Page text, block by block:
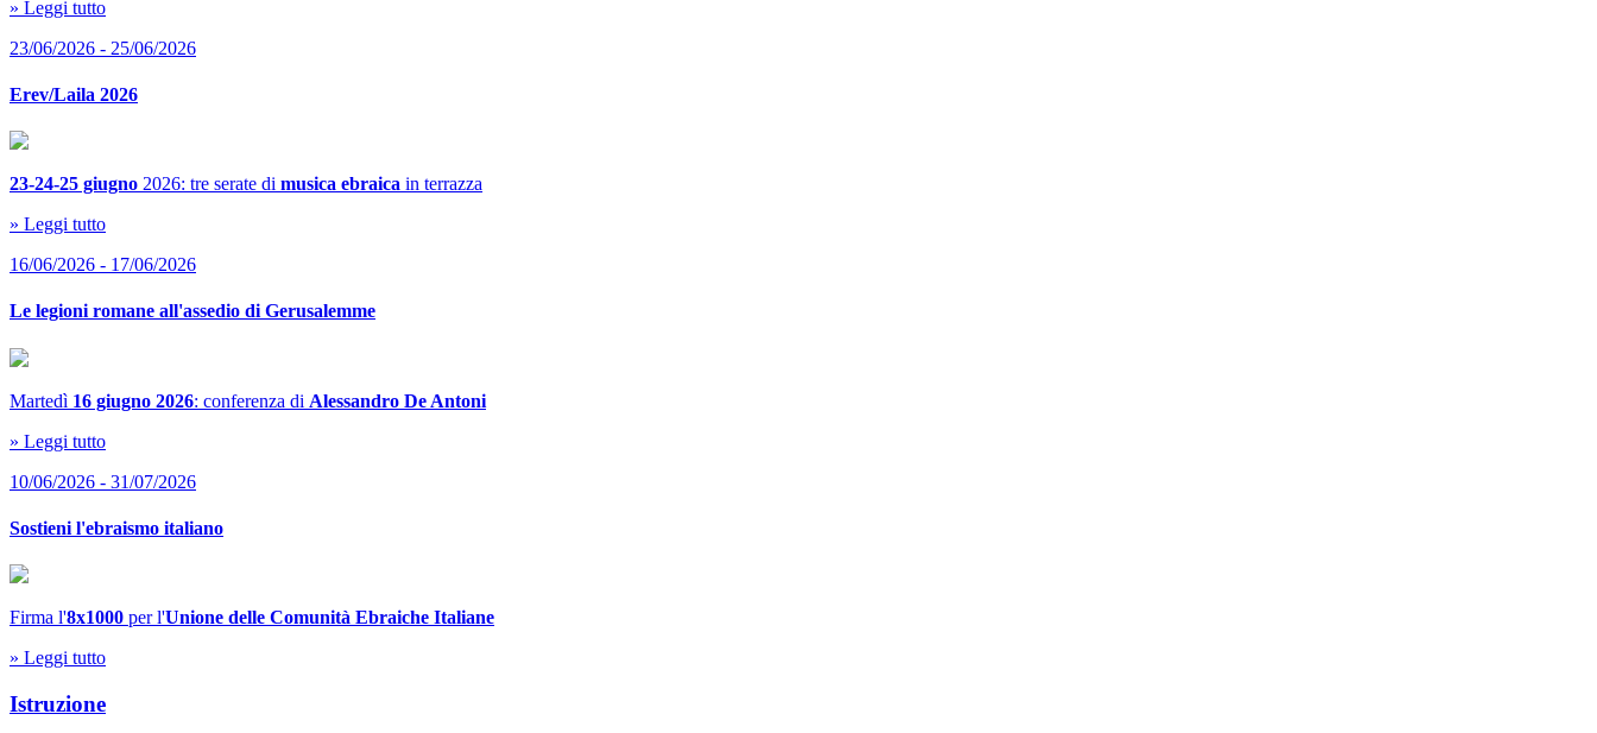
» Leggi tutto
23/06/2026 - 25/06/2026
Erev/Laila 2026
23-24-25 giugno 2026: tre serate di musica ebraica in terrazza
» Leggi tutto
16/06/2026 - 17/06/2026
Le legioni romane all'assedio di Gerusalemme
Martedì 16 giugno 2026: conferenza di Alessandro De Antoni
» Leggi tutto
10/06/2026 - 31/07/2026
Sostieni l'ebraismo italiano
Firma l'8x1000 per l'Unione delle Comunità Ebraiche Italiane
» Leggi tutto
Istruzione